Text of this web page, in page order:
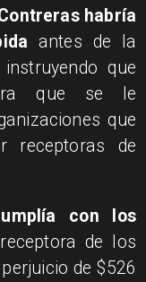
habría
antes de la
que
que se le
que
receptoras de
con los
de los
de $526